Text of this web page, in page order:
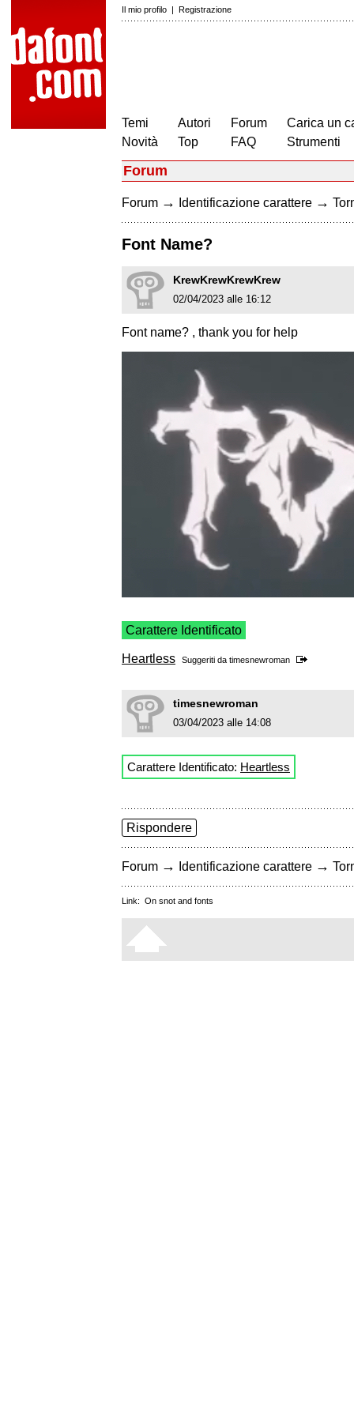
Il mio profilo | Registrazione
Temi
Novità
Autori
Top
Forum
FAQ
Carica un
Strumenti
Forum
Forum → Identificazione carattere →
Font Name?
KrewKrewKrewKrew
02/04/2023 alle 16:12
Font name? , thank you for help
Carattere Identificato
Heartless Suggeriti da timesnewroman
timesnewroman
03/04/2023 alle 14:08
Carattere Identificato: Heartless
Rispondere
Forum → Identificazione carattere →
Link: On snot and fonts